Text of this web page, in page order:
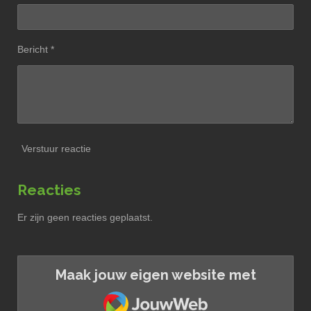
Bericht *
Verstuur reactie
Reacties
Er zijn geen reacties geplaatst.
Maak jouw eigen website met
JouwWeb